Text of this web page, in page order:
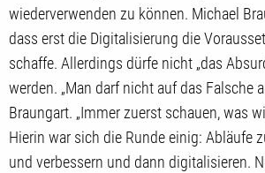
wiederverwenden zu können. Michael
dass erst die Digitalisierung die
schaffe. Allerdings dürfe nicht „das
werden. „Man darf nicht auf das Falsche
Braungart. „Immer zuerst schauen, was
Hierin war sich die Runde einig: Abläufe
und verbessern und dann digitalisieren.